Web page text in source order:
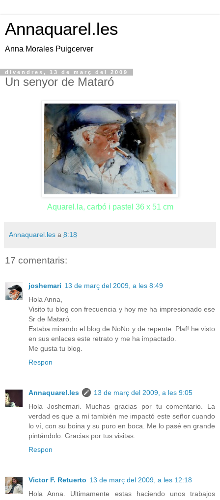
Annaquarel.les
Anna Morales Puigcerver
divendres, 13 de març del 2009
Un senyor de Mataró
Aquarel.la, carbó i pastel 36 x 51 cm
Annaquarel.les a 8:18
17 comentaris:
joshemari 13 de març del 2009, a les 8:49
Hola Anna,
Visito tu blog con frecuencia y hoy me ha impresionado ese
Sr de Mataró.
Estaba mirando el blog de NoNo y de repente: Plaf! he visto
en sus enlaces este retrato y me ha impactado.
Me gusta tu blog.
Respon
Annaquarel.les
13 de març del 2009, a les 9:05
Hola Joshemari. Muchas gracias por tu comentario. La
verdad es que a mí también me impactó este señor cuando
lo ví, con su boina y su puro en boca. Me lo pasé en grande
pintándolo. Gracias por tus visitas.
Respon
Victor F. Retuerto 13 de març del 2009, a les 12:18
Hola Anna. Ultimamente estas haciendo unos trabajos